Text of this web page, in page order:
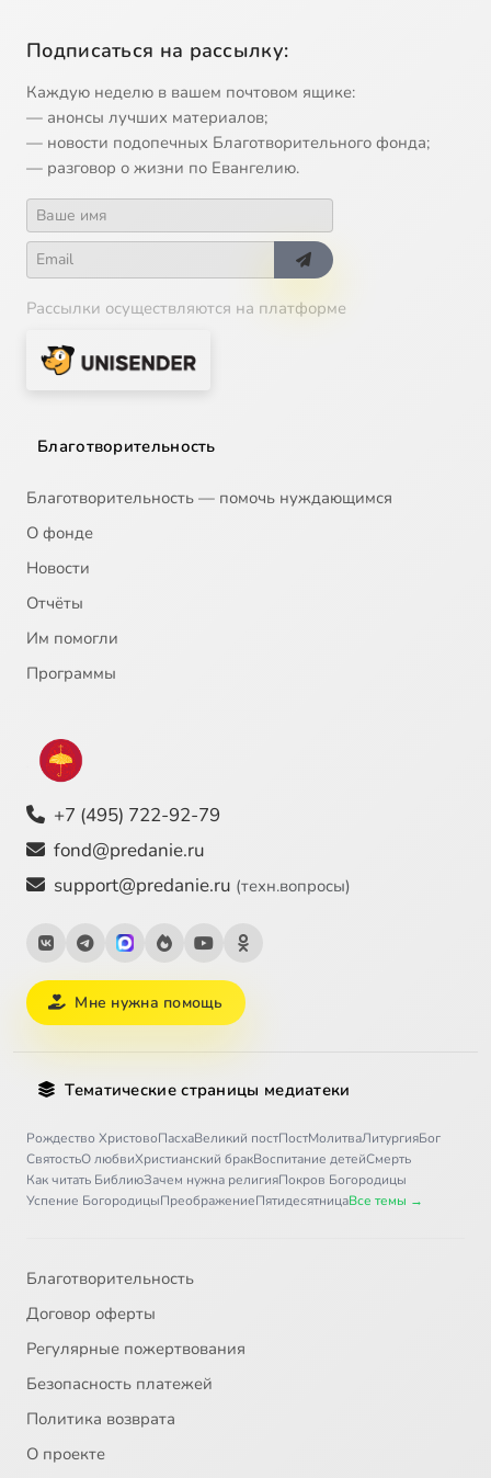
Подписаться на рассылку:
Каждую неделю в вашем почтовом ящике:
— анонсы лучших материалов;
— новости подопечных Благотворительного фонда;
— разговор о жизни по Евангелию.
Рассылки осуществляются на платформе
Благотворительность
Благотворительность — помочь нуждающимся
О фонде
Новости
Отчёты
Им помогли
Программы
+7 (495) 722-92-79
fond@predanie.ru
support@predanie.ru (техн.вопросы)
Мне нужна помощь
Тематические страницы медиатеки
Рождество ХристовоПасхаВеликий постПостМолитваЛитургияБог
СвятостьО любвиХристианский бракВоспитание детейСмерть
Как читать БиблиюЗачем нужна религияПокров Богородицы
Успение БогородицыПреображениеПятидесятницаВсе темы →
Благотворительность
Договор оферты
Регулярные пожертвования
Безопасность платежей
Политика возврата
О проекте